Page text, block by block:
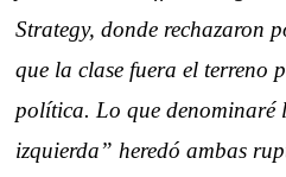
Strategy, donde rechazaron
que la clase fuera el terreno
política. Lo que denominaré
izquierda” heredó ambas